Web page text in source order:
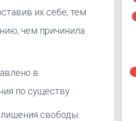
их себе, тем
чем причинила
в
по существу.
свободы.